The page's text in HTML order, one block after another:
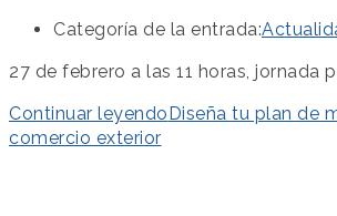
Categoría de la entrada:
27 de febrero a las 11 horas, jornada
Continuar leyendo Diseña tu plan de
comercio exterior